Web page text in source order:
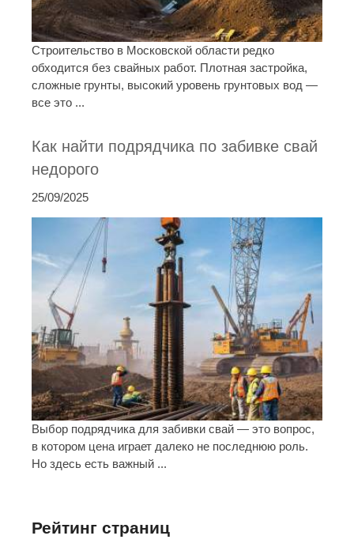
Строительство в Московской области редко
обходится без свайных работ. Плотная застройка,
сложные грунты, высокий уровень грунтовых вод —
все это ...
Как найти подрядчика по забивке свай
недорого
25/09/2025
Выбор подрядчика для забивки свай — это вопрос,
в котором цена играет далеко не последнюю роль.
Но здесь есть важный ...
Рейтинг страниц